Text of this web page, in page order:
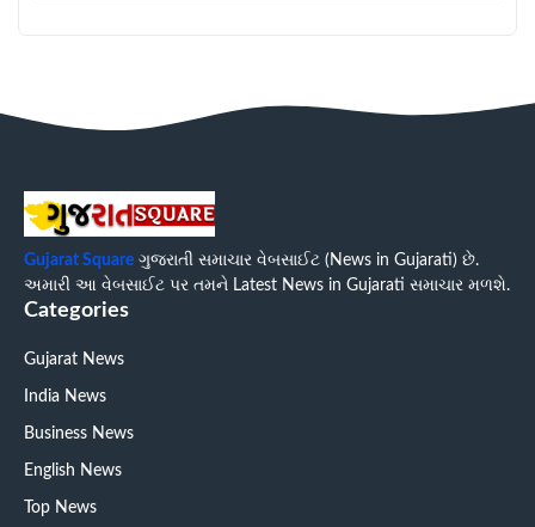
Gujarat Square ગુજરાતી સમાચાર વેબસાઈટ (News in Gujarati) છે.
અમારી આ વેબસાઈટ પર તમને Latest News in Gujarati સમાચાર મળશે.
Categories
Gujarat News
India News
Business News
English News
Top News